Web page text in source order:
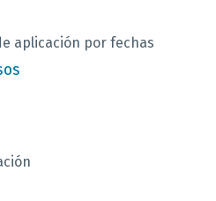
aplicación por fechas